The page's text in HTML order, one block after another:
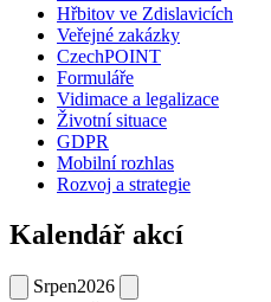
Hřbitov ve Zdislavicích
Veřejné zakázky
CzechPOINT
Formuláře
Vidimace a legalizace
Životní situace
GDPR
Mobilní rozhlas
Rozvoj a strategie
Kalendář akcí
Srpen2026